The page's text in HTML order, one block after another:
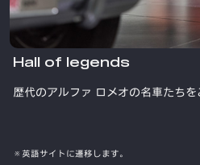
Hall of legends
歴代のアルファ ロメオの名車たちを
※英語サイトに遷移します。